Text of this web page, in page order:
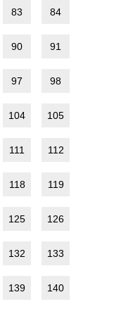
83 84
90 91
97 98
104 105
111 112
118 119
125 126
132 133
139 140